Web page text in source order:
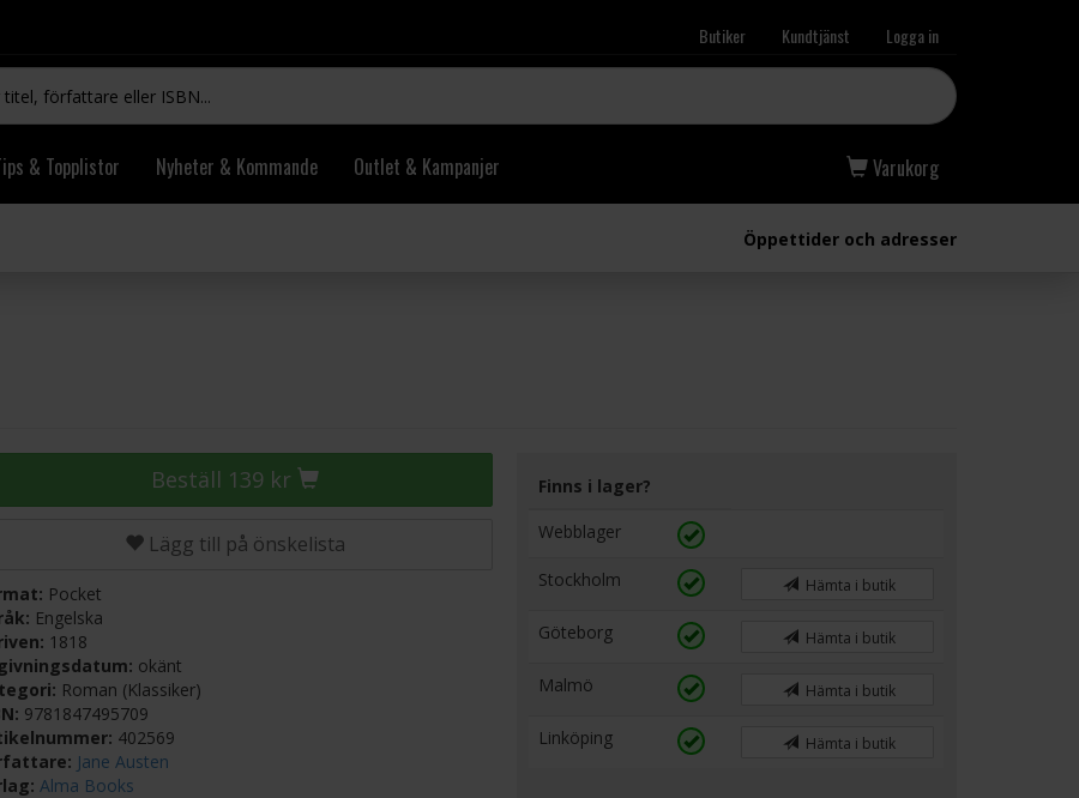
Butiker Kundtjänst Logga in
& Topplistor Nyheter & Kommande Outlet & Kampanjer Varukorg
Öppettider och adresser
Beställ 139 kr
Lägg till på önskelista
Pocket
Engelska
1818
okänt
Roman (Klassiker)
9781847495709
402569
Jane Austen
Alma Books
Finns i lager?
Webblager
Stockholm Hämta i butik
Göteborg Hämta i butik
Malmö Hämta i butik
Linköping Hämta i butik